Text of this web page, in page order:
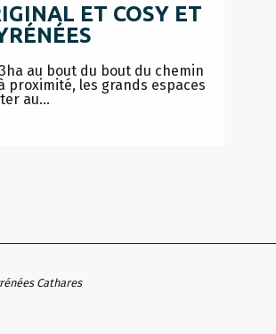
ET COSY ET
au bout du bout du chemin
proximité, les grands espaces
au...
Cathares